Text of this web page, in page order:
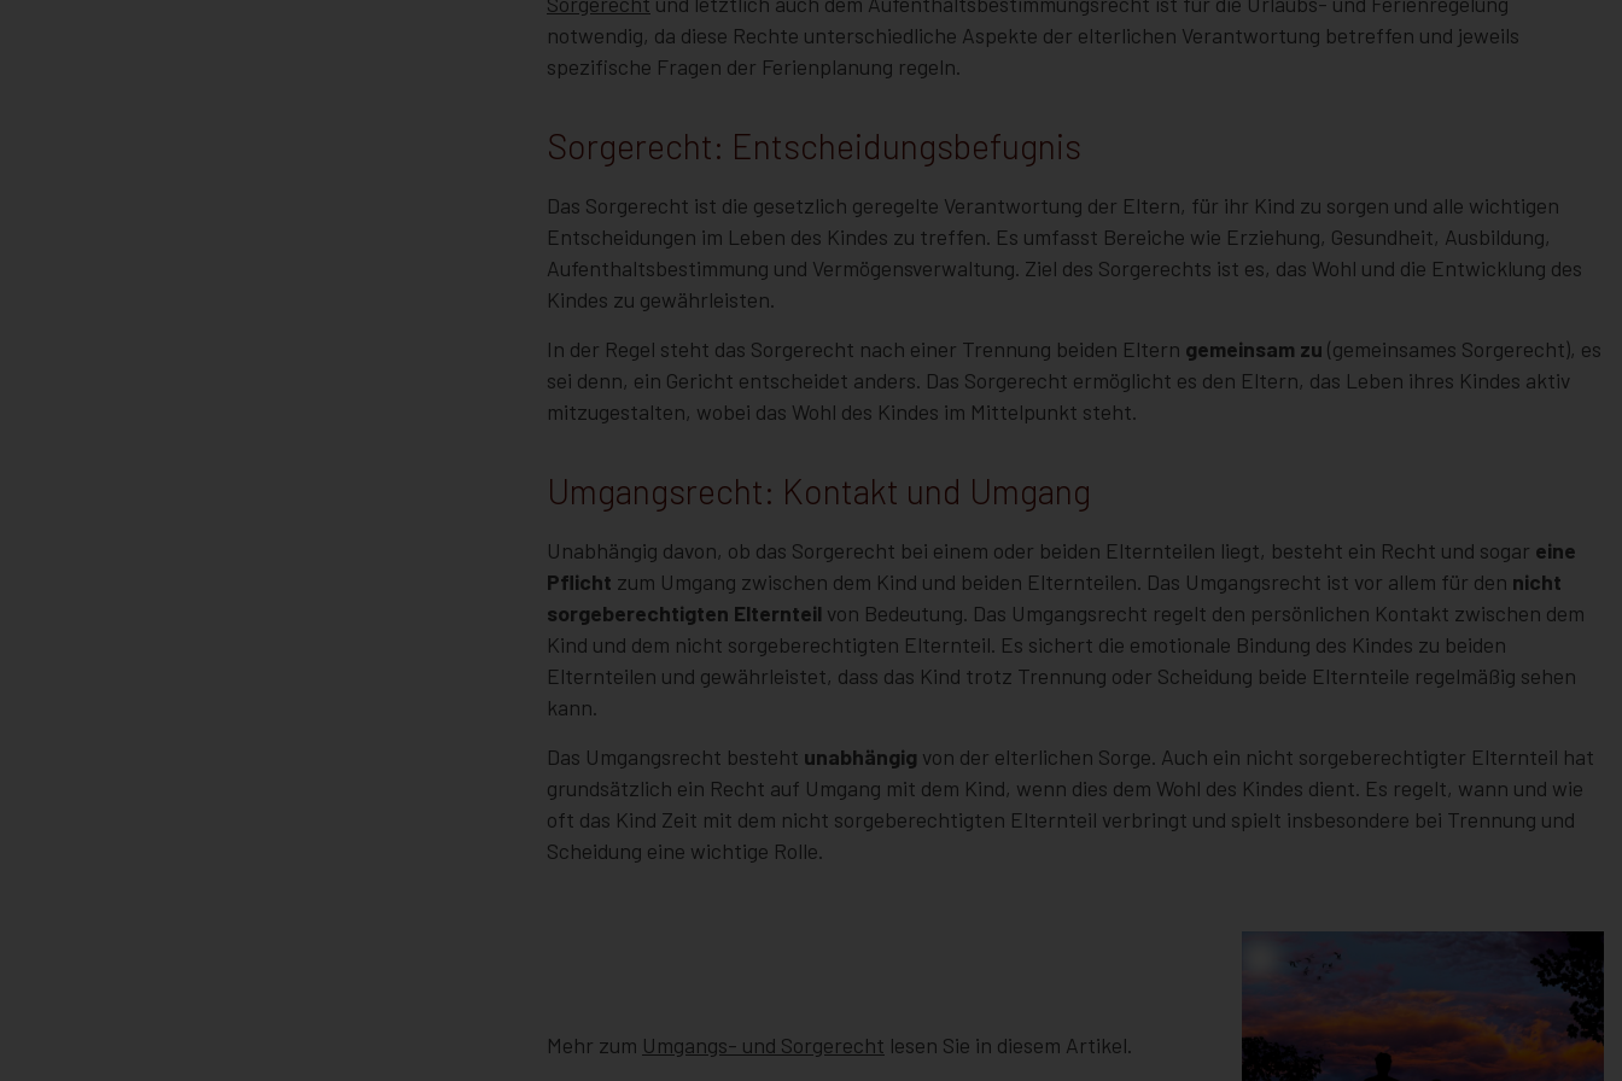
notwendig, da diese Rechte unterschiedliche Aspekte der elterlichen Verantwortung betreffen und jeweils
spezifische Fragen der Ferienplanung regeln.
Sorgerecht: Entscheidungsbefugnis
Das Sorgerecht ist die gesetzlich geregelte Verantwortung der Eltern, für ihr Kind zu sorgen und alle wichtigen
Entscheidungen im Leben des Kindes zu treffen. Es umfasst Bereiche wie Erziehung, Gesundheit, Ausbildung,
Aufenthaltsbestimmung und Vermögensverwaltung. Ziel des Sorgerechts ist es, das Wohl und die Entwicklung des
Kindes zu gewährleisten.
In der Regel steht das Sorgerecht nach einer Trennung beiden Eltern gemeinsam zu (gemeinsames Sorgerecht), es
sei denn, ein Gericht entscheidet anders. Das Sorgerecht ermöglicht es den Eltern, das Leben ihres Kindes aktiv
mitzugestalten, wobei das Wohl des Kindes im Mittelpunkt steht.
Umgangsrecht: Kontakt und Umgang
Unabhängig davon, ob das Sorgerecht bei einem oder beiden Elternteilen liegt, besteht ein Recht und sogar eine
Pflicht zum Umgang zwischen dem Kind und beiden Elternteilen. Das Umgangsrecht ist vor allem für den nicht
sorgeberechtigten Elternteil von Bedeutung. Das Umgangsrecht regelt den persönlichen Kontakt zwischen dem
Kind und dem nicht sorgeberechtigten Elternteil. Es sichert die emotionale Bindung des Kindes zu beiden
Elternteilen und gewährleistet, dass das Kind trotz Trennung oder Scheidung beide Elternteile regelmäßig sehen
kann.
Das Umgangsrecht besteht unabhängig von der elterlichen Sorge. Auch ein nicht sorgeberechtigter Elternteil hat
grundsätzlich ein Recht auf Umgang mit dem Kind, wenn dies dem Wohl des Kindes dient. Es regelt, wann und wie
oft das Kind Zeit mit dem nicht sorgeberechtigten Elternteil verbringt und spielt insbesondere bei Trennung und
Scheidung eine wichtige Rolle.
Mehr zum Umgangs- und Sorgerecht lesen Sie in diesem Artikel.